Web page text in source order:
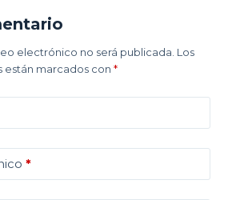
electrónico no será publicada. Los
marcados con *
*